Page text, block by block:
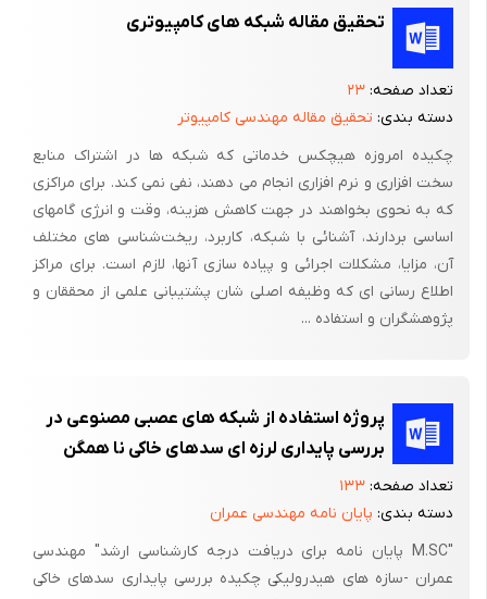
نشان می دهیم . این مقاله با بحث در مورد مسیر جلو و یک استراتژی
می رسد .
از آنجائی که پذیرش موفقیت آمیز NCW نیاز به یک تغییر فرهنگی
دارد ؛ نمی تواند بدون بحث همه جانبه ؛ مذاکره ؛ آزمایش و نهایتا
شرکت کردن در این فرآیند بدست آید . این موفقیت به اثر مورد نظر
دست می یابد .
افسانه های NCW
اطمینان داریم که بسیاری از خوانندگان در حال حاضر در مورد ستیز
میانی شبکه NCW بسیار خوانده اند و بسیار شنیده اند . مشخصا هیچ
موجود درباره طبیعت ؛ محدودیت ها و خطرات ستیز میانی شبکه ؛
مرحله کاوش جزئیاتی مفاهیم ستیز میانی شبکه که در اینجا پیشنهاد
شده است بررسی شود و به طور وسیعی در ک شوند ؛ صورت گیرد .
افسانه ها :
افسانه 1 : ما در زمینه NCW متخصص هستیم و این مقاله تمام پاسخ
تحقیق مقاله شبکه های کامپیوتری
تعداد صفحه: ۲۳
دسته بندی: تحقیق مقاله مهندسی کامپیوتر
چکیده امروزه هیچکس خدماتی که شبکه ها در اشتراک منابع
سخت افزاری و نرم افزاری انجام می دهند، نفی نمی کند. برای مراکزی
که به نحوی بخواهند در جهت کاهش هزینه، وقت و انرژی گامهای
اساسی بردارند، آشنائی با شبکه، کاربرد، ریخت‌شناسی های مختلف
آن، مزایا، مشکلات اجرائی و پیاده سازی آنها، لازم است. برای مراکز
اطلاع رسانی ای که وظیفه اصلی شان پشتیبانی علمی از محققان و
پژوهشگران و استفاده ...
پروژه استفاده از شبکه های عصبی مصنوعی در
بررسی پایداری لرزه ای سدهای خاکی نا همگن
تعداد صفحه: ۱۳۳
دسته بندی: پایان نامه مهندسی عمران
"M.SC پایان نامه برای دریافت درجه کارشناسی ارشد" مهندسی
عمران -سازه های هیدرولیکی چکیده بررسی پایداری سدهای خاکی